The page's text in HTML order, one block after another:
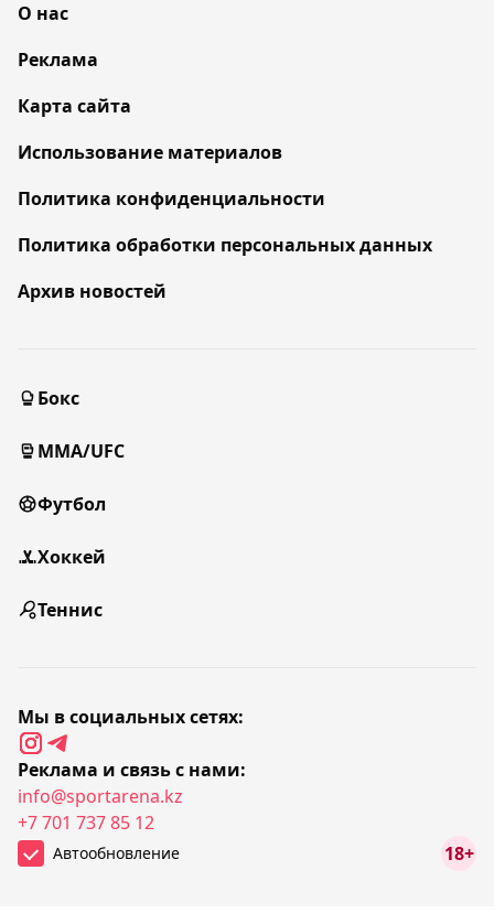
О нас
Реклама
Карта сайта
Использование материалов
Политика конфиденциальности
Политика обработки персональных данных
Архив новостей
Бокс
MMA/UFC
Футбол
Хоккей
Теннис
Мы в социальных сетях:
Реклама и связь с нами:
info@sportarena.kz
+7 701 737 85 12
Автообновление 18+